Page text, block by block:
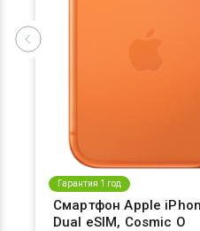
Гарантия 1 год
Смартфон Apple
Dual eSIM, Cosmic O